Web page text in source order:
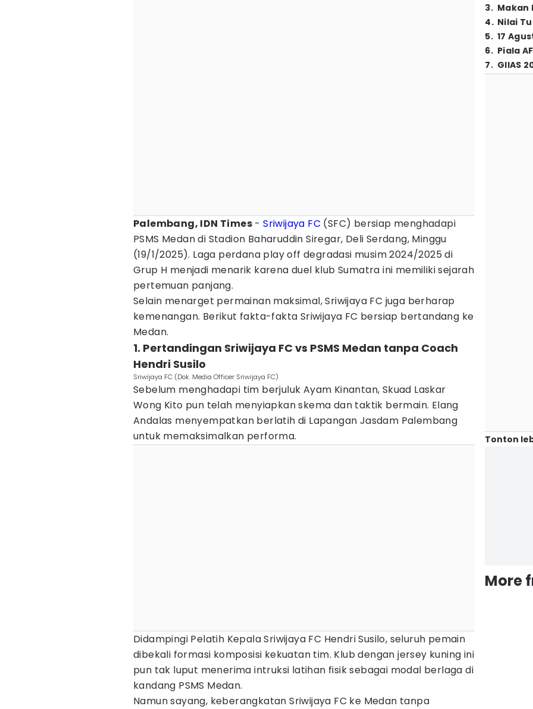
Palembang, IDN Times -Sriwijaya FC (SFC) bersiap menghadapi
PSMS Medan di Stadion Baharuddin Siregar, Deli Serdang, Minggu
(19/1/2025). Laga perdana play off degradasi musim 2024/2025 di
Grup H menjadi menarik karena duel klub Sumatra ini memiliki sejarah
pertemuan panjang.
Selain menarget permainan maksimal, Sriwijaya FC juga berharap
kemenangan. Berikut fakta-fakta Sriwijaya FC bersiap bertandang ke
Medan.
1. Pertandingan Sriwijaya FC vs PSMS Medan tanpa Coach
Hendri Susilo
Sriwijaya FC (Dok. Media Officer Sriwijaya FC)
Sebelum menghadapi tim berjuluk Ayam Kinantan, Skuad Laskar
Wong Kito pun telah menyiapkan skema dan taktik bermain. Elang
Andalas menyempatkan berlatih di Lapangan Jasdam Palembang
untuk memaksimalkan performa.
Didampingi Pelatih Kepala Sriwijaya FC Hendri Susilo, seluruh pemain
dibekali formasi komposisi kekuatan tim. Klub dengan jersey kuning ini
pun tak luput menerima intruksi latihan fisik sebagai modal berlaga di
kandang PSMS Medan.
Namun sayang, keberangkatan Sriwijaya FC ke Medan tanpa
3. Makan
4. Nilai
5. 17
6. Piala
7. GIIAS
Tonton
More